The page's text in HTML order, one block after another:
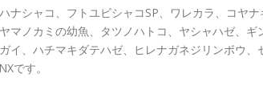
ナシャコ、フトユビシャコSP、ワレカラ、コヤナ
マノカミの幼魚、タツノハトコ、ヤシャハゼ、ギ
イ、ハチマキダテハゼ、ヒレナガネジリンボウ、
です。